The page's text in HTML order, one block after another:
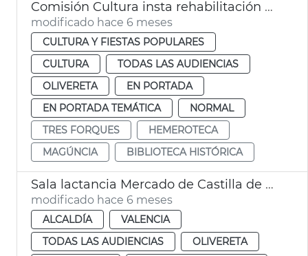
Comisión Cultura insta rehabilitación Hemeroteca y Biblioteca Histórica València
modificado hace 6 meses
CULTURA Y FIESTAS POPULARES
CULTURA
TODAS LAS AUDIENCIAS
OLIVERETA
EN PORTADA
EN PORTADA TEMÁTICA
NORMAL
TRES FORQUES
HEMEROTECA
MAGÚNCIA
BIBLIOTECA HISTÓRICA
Sala lactancia Mercado de Castilla de València
modificado hace 6 meses
ALCALDÍA
VALENCIA
TODAS LAS AUDIENCIAS
OLIVERETA